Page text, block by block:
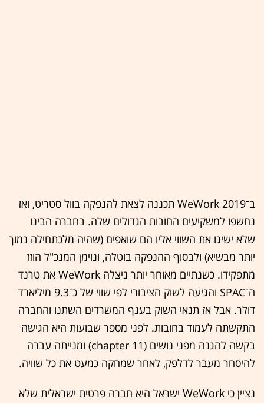
ב־2019 WeWork תכננה לצאת להנפקה בוול סטריט, ואז
נחשפו למשקיעים החובות הגדולים שלה. בחברה הבינו
שלא ישיגו את השווי אליו הם שואפים (שהיה מלכתחילה נמוך
יותר מבשיא) ולבסוף ההנפקה בוטלה, ונוימן המנכ"ל הוזז
מתפקידו. כשנתיים מאוחר יותר ניצלה WeWork את טרנד
ה־SPAC והגיעה לשוק הציבורי לפי שווי של כ־9.3 מיליארד
דולר. אבל אז תנאי השוק בענף המשרדים השתנו והחברה
התקשתה לעמוד בחובות. לפני מספר שבועות היא הגישה
בקשה להגנה מפני נושים (chapter 11) ומנייתה עברה
להיסחר מעבר לדלפק, לאחר שמחקה כמעט את כל שוויה.
נציין כי WeWork ישראל היא חברה פרטית ישראלית שלא